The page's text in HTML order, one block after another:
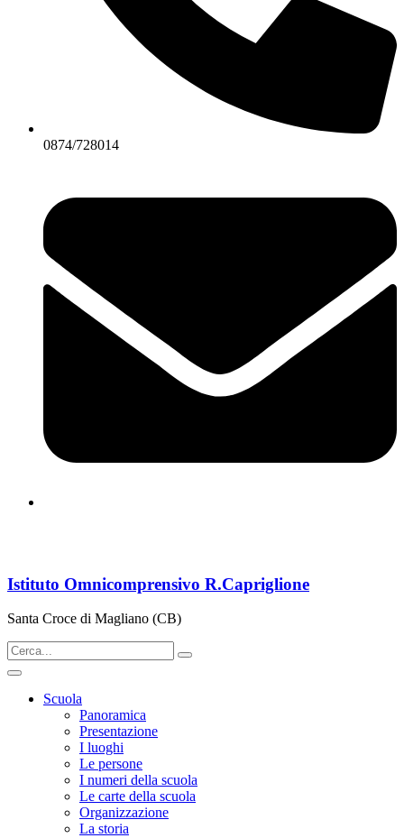
0874/728014
Istituto Omnicomprensivo R.Capriglione
Santa Croce di Magliano (CB)
Scuola
Panoramica
Presentazione
I luoghi
Le persone
I numeri della scuola
Le carte della scuola
Organizzazione
La storia